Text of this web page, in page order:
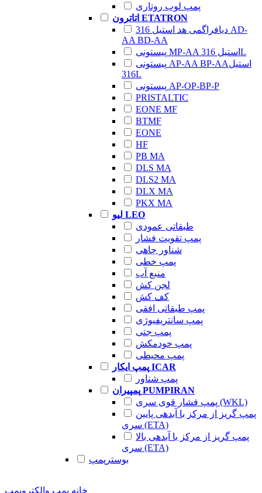
پمپ لوب روتاری
اتاترون ETATRON
دیافراگمی هد استیل 316 AD-
AA BD-AA
پیستونی MP-AA استیل 316L
پیستونی AP-AA BP-AAاستیل
316L
پیستونی AP-OP-BP-P
PRISTALTIC
EONE MF
BTMF
EONE
HF
PB MA
DLS MA
DLS2 MA
DLX MA
PKX MA
لیو LEO
طبقاتی عمودی
پمپ تقویت فشار
شناور چاهی
پمپ خطی
منبع آب
لجن کش
کف کش
پمپ طبقاتی افقی
پمپ سانتریفیوژی
پمپ جتی
پمپ خودمکش
پمپ محیطی
پمپ ایکار ICAR
پمپ شناور
پمپیران PUMPIRAN
پمپ فشار قوی سری (WKL)
پمپ گریز از مرکز با آبدهی پایین
سری (ETA)
پمپ گریز از مرکز با آبدهی بالا
سری (ETA)
بوسترپمپ
خانه پمپ والکتروپمپ